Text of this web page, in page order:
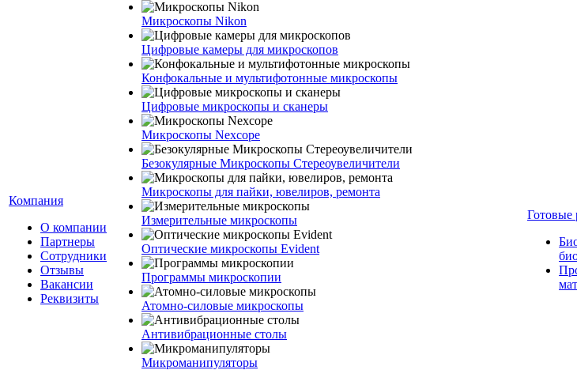
Компания
О компании
Партнеры
Сотрудники
Отзывы
Вакансии
Реквизиты
Микроскопы Nikon
Цифровые камеры для микроскопов
Конфокальные и мультифотонные микроскопы
Цифровые микроскопы и сканеры
Микроскопы Nexcope
Безокулярные Микроскопы Стереоувеличители
Микроскопы для пайки, ювелиров, ремонта
Измерительные микроскопы
Оптические микроскопы Evident
Программы микроскопии
Атомно-силовые микроскопы
Антивибрационные столы
Микроманипуляторы
Готовые